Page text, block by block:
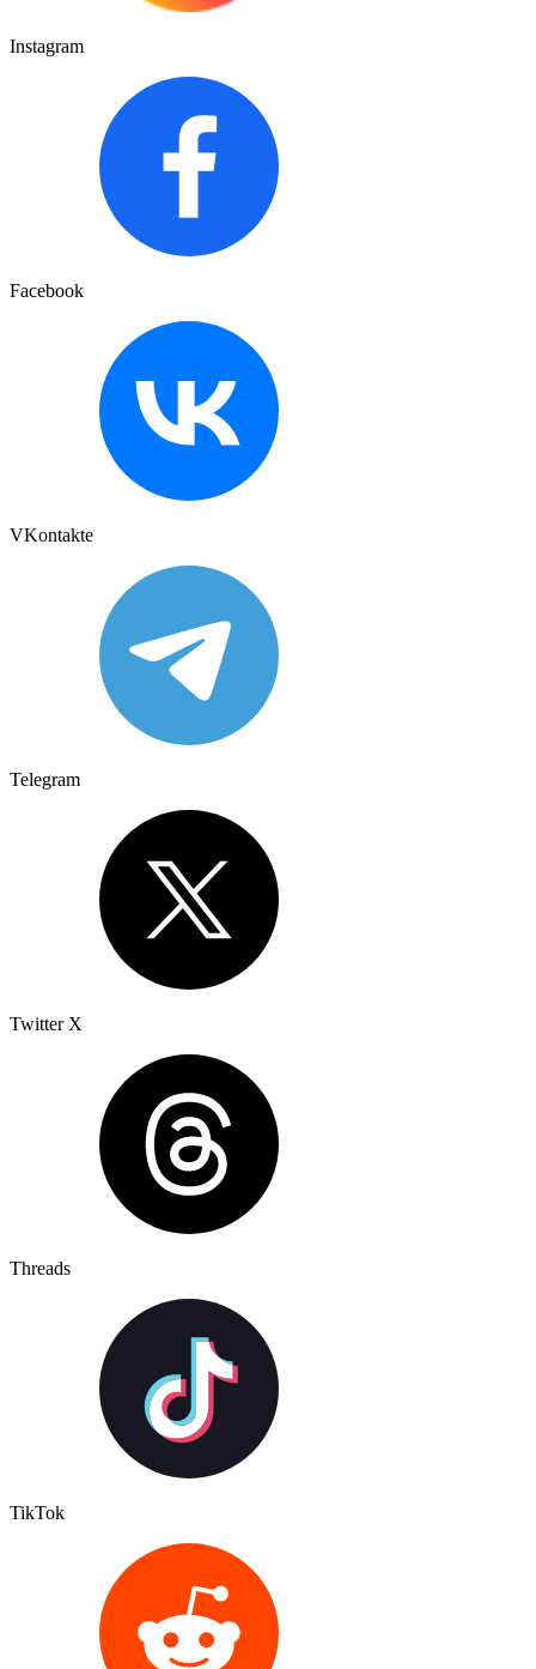
Instagram
Facebook
VKontakte
Telegram
Twitter X
Threads
TikTok